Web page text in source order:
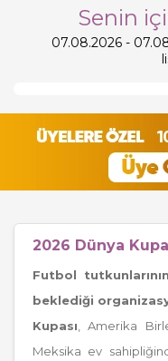
Senin
07.08.2026 -
2026 Dünya
Futbol
beklediği
Kupası , Amerika
Meksika ev